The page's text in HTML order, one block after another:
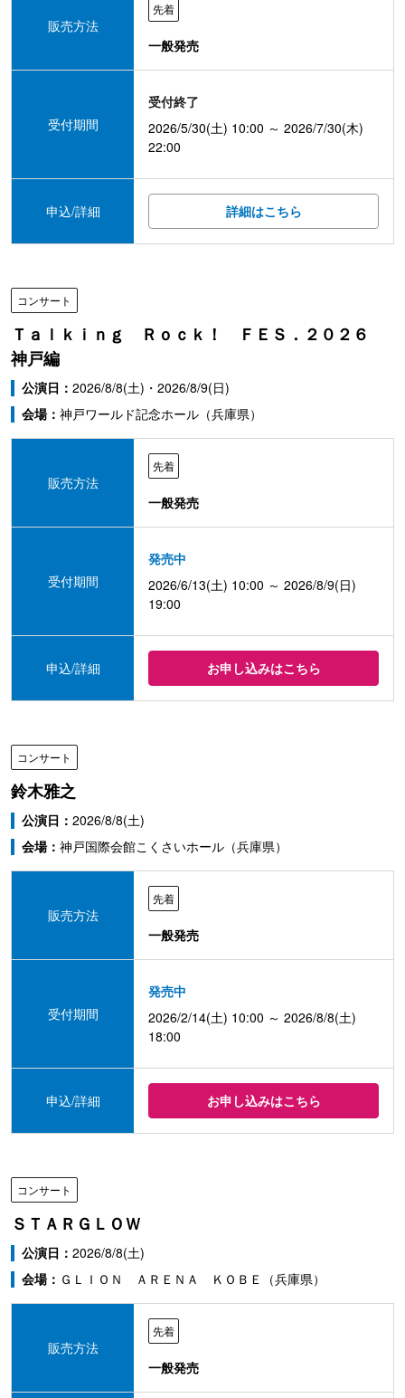
販売方法
先着
一般発売
受付期間
受付終了
2026/5/30(土) 10:00 ～ 2026/7/30(木)
22:00
申込/詳細 詳細はこちら
コンサート
Ｔａｌｋｉｎｇ Ｒｏｃｋ！ ＦＥＳ．２０２６
神戸編
公演日： 2026/8/8(土)・2026/8/9(日)
会場： 神戸ワールド記念ホール（兵庫県）
販売方法
先着
一般発売
受付期間
発売中
2026/6/13(土) 10:00 ～ 2026/8/9(日)
19:00
申込/詳細 お申し込みはこちら
コンサート
鈴木雅之
公演日： 2026/8/8(土)
会場： 神戸国際会館こくさいホール（兵庫県）
販売方法
先着
一般発売
受付期間
発売中
2026/2/14(土) 10:00 ～ 2026/8/8(土)
18:00
申込/詳細 お申し込みはこちら
コンサート
ＳＴＡＲＧＬＯＷ
公演日： 2026/8/8(土)
会場： ＧＬＩＯＮ ＡＲＥＮＡ ＫＯＢＥ（兵庫県）
販売方法
先着
一般発売